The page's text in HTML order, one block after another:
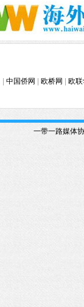
中国侨网 欧桥网
欧
一带一路媒体